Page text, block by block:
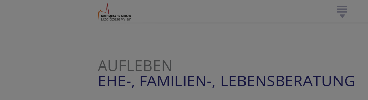
AUFLEBEN
EHE-, FAMILIEN-, LEBENSBERATUNG